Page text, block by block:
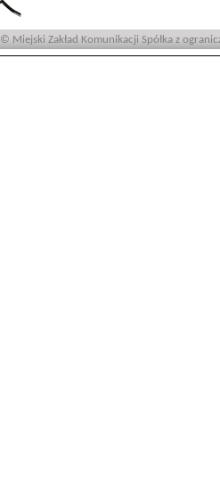
© Miejski Zakład Komunikacji Spółka z